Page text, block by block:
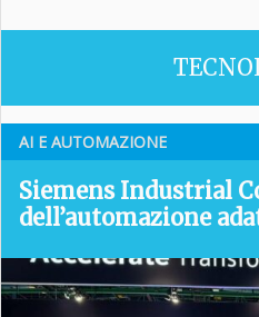
AI E AUTOMAZIONE
Siemens Industrial
dell’automazione